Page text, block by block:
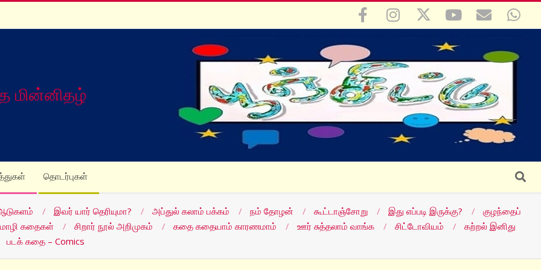
மின்னிதழ்
தொடர்புகள் Search
இவர் யார் தெரியுமா? அப்துல் கலாம் பக்கம் நம் தோழன் கூட்டாஞ்சோறு இது எப்படி இருக்கு?
குழந்தைப்
கதைகள் சிறார் நூல் அறிமுகம் கதை கதையாம் காரணமாம் ஊர் சுத்தலாம் வாங்க சிட்டோவியம்
கற்றல் இனிது
படக் கதை – Comics